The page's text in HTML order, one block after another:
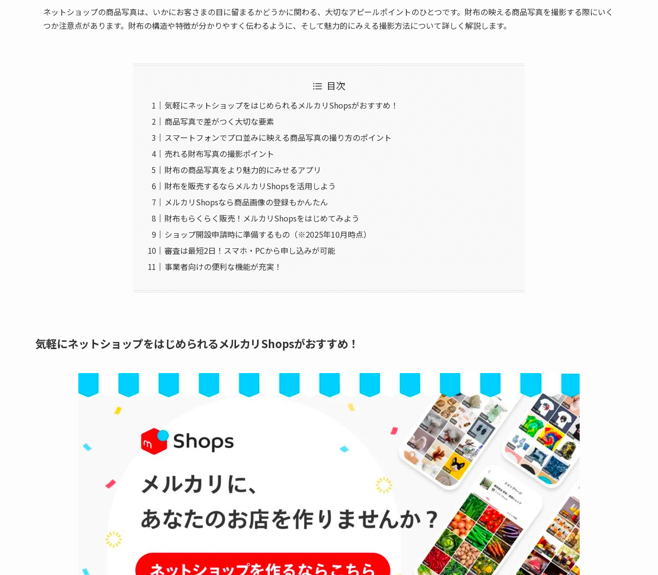
ネットショップの商品写真は、いかにお客さまの目に留まるかどうかに関わる、大切なアピールポイントのひとつです。財布の映える商品写真を撮影する際にいく
つか注意点があります。財布の構造や特徴が分かりやすく伝わるように、そして魅力的にみえる撮影方法について詳しく解説します。
目次
気軽にネットショップをはじめられるメルカリShopsがおすすめ！
商品写真で差がつく大切な要素
スマートフォンでプロ並みに映える商品写真の撮り方のポイント
売れる財布写真の撮影ポイント
財布の商品写真をより魅力的にみせるアプリ
財布を販売するならメルカリShopsを活用しよう
メルカリShopsなら商品画像の登録もかんたん
財布もらくらく販売！メルカリShopsをはじめてみよう
ショップ開設申請時に準備するもの（※2025年10月時点）
審査は最短2日！スマホ・PCから申し込みが可能
事業者向けの便利な機能が充実！
気軽にネットショップをはじめられるメルカリShopsがおすすめ！